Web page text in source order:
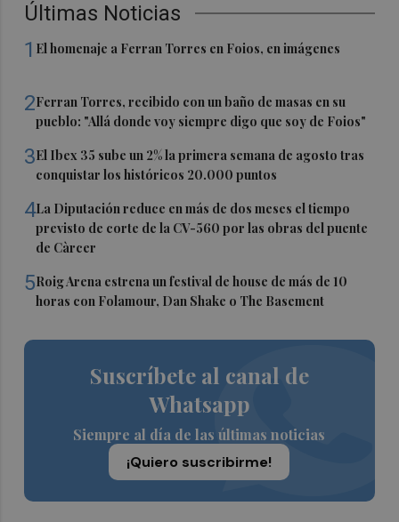
Últimas Noticias
1 El homenaje a Ferran Torres en Foios, en imágenes
2Ferran Torres, recibido con un baño de masas en su
pueblo: "Allá donde voy siempre digo que soy de Foios"
3El Ibex 35 sube un 2% la primera semana de agosto tras
conquistar los históricos 20.000 puntos
4La Diputación reduce en más de dos meses el tiempo
previsto de corte de la CV-560 por las obras del puente
de Càrcer
5Roig Arena estrena un festival de house de más de 10
horas con Folamour, Dan Shake o The Basement
Suscríbete al canal de
Whatsapp
Siempre al día de las últimas noticias
¡Quiero suscribirme!